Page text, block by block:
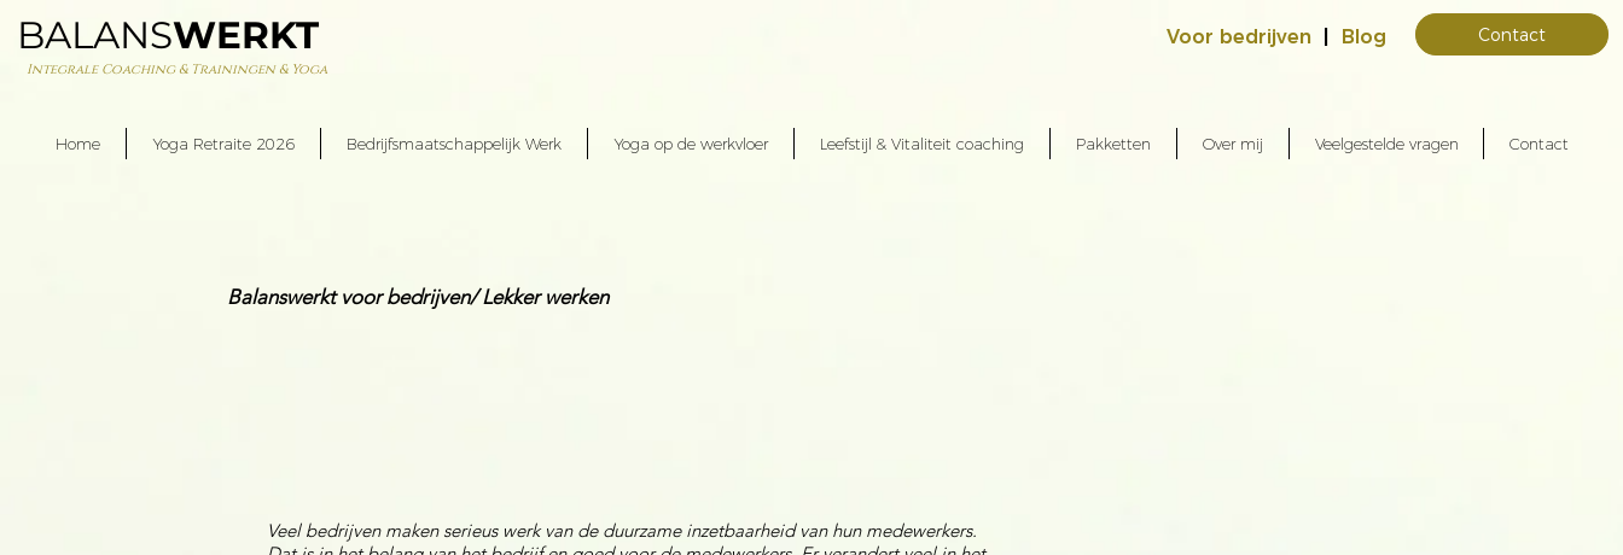
BALANSWERKT
Integrale Coaching & Trainingen & Yoga
Voor bedrijven Blog Contact
Home Yoga Retraite 2026 Bedrijfsmaatschappelijk Werk Yoga op de werkvloer Leefstijl & Vitaliteit coaching Pakketten Over mij Veelgestelde vragen Contact
Balanswerkt voor bedrijven/ Lekker werken
Veel bedrijven maken serieus werk van de duurzame inzetbaarheid van hun medewerkers.